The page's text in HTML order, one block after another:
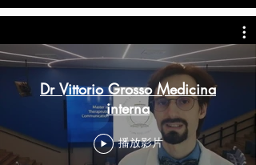
Dr Vittorio Grosso Medicina
interna
播放影片